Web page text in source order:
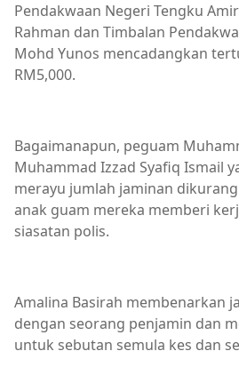
Pendakwaan Negeri Tengku
Rahman dan Timbalan
Mohd Yunos mencadangkan
RM5,000.
Bagaimanapun, peguam
Muhammad Izzad Syafiq Ismail
merayu jumlah jaminan
anak guam mereka memberi
siasatan polis.
Amalina Basirah membenarkan
dengan seorang penjamin dan
untuk sebutan semula kes dan